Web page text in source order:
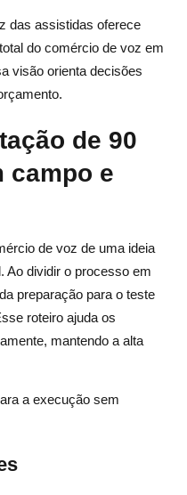
das assistidas oferece
do comércio de voz em
visão orienta decisões
de 90
campo e
de voz de uma ideia
Ao dividir o processo em
preparação para o teste
roteiro ajuda os
mantendo a alta
a execução sem